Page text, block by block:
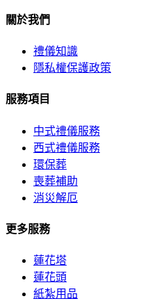
關於我們
禮儀知識
隱私權保護政策
服務項目
中式禮儀服務
西式禮儀服務
環保葬
喪葬補助
消災解厄
更多服務
蓮花塔
蓮花頭
紙紮用品